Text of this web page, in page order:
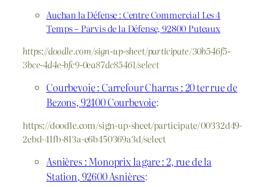
Auchan la Défense : Centre Commercial Les 4
Temps – Parvis de la Défense, 92800 Puteaux
https://doodle.com/sign-up-sheet/participate/30b546f5-
3bce-4d4e-bfc9-0ea87dc85461/select
Courbevoie : Carrefour Charras : 20 ter rue de
Bezons, 92400 Courbevoie:
https://doodle.com/sign-up-sheet/participate/00332d49-
2ebd-41fb-813a-e6b450369a3d/select
Asnières : Monoprix la gare : 2, rue de la
Station, 92600 Asnières: